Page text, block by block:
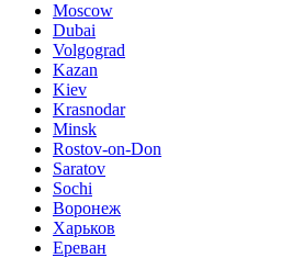
Moscow
Dubai
Volgograd
Kazan
Kiev
Krasnodar
Minsk
Rostov-on-Don
Saratov
Sochi
Воронеж
Харьков
Ереван